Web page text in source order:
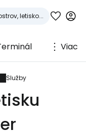
Viac
Služby